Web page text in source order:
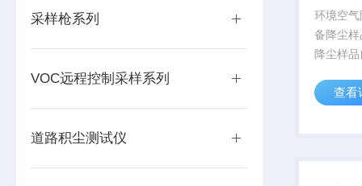
采样枪系列
VOC远程控制采样系列
道路积尘测试仪
浓缩
环境空
备降尘样品浓缩
降尘样
个浓缩
捷，降
查看